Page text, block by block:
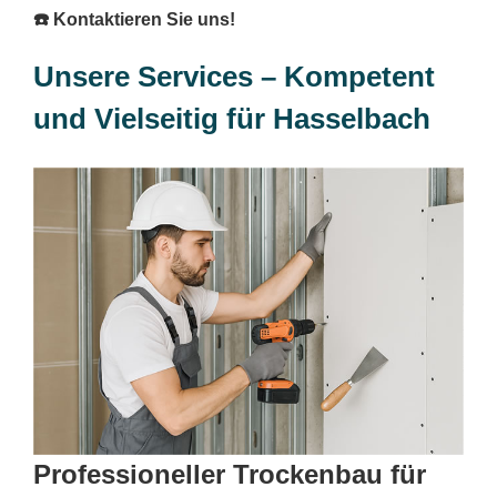
☎️ Kontaktieren Sie uns!
Unsere Services – Kompetent
und Vielseitig für Hasselbach
Professioneller Trockenbau für